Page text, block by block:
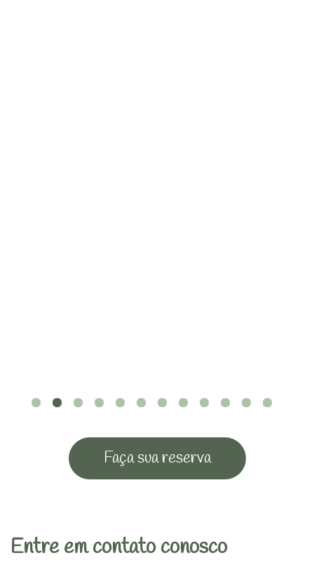
Faça sua reserva
Entre em contato conosco